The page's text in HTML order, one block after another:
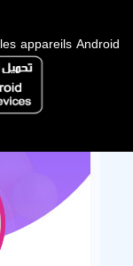
appareils Android